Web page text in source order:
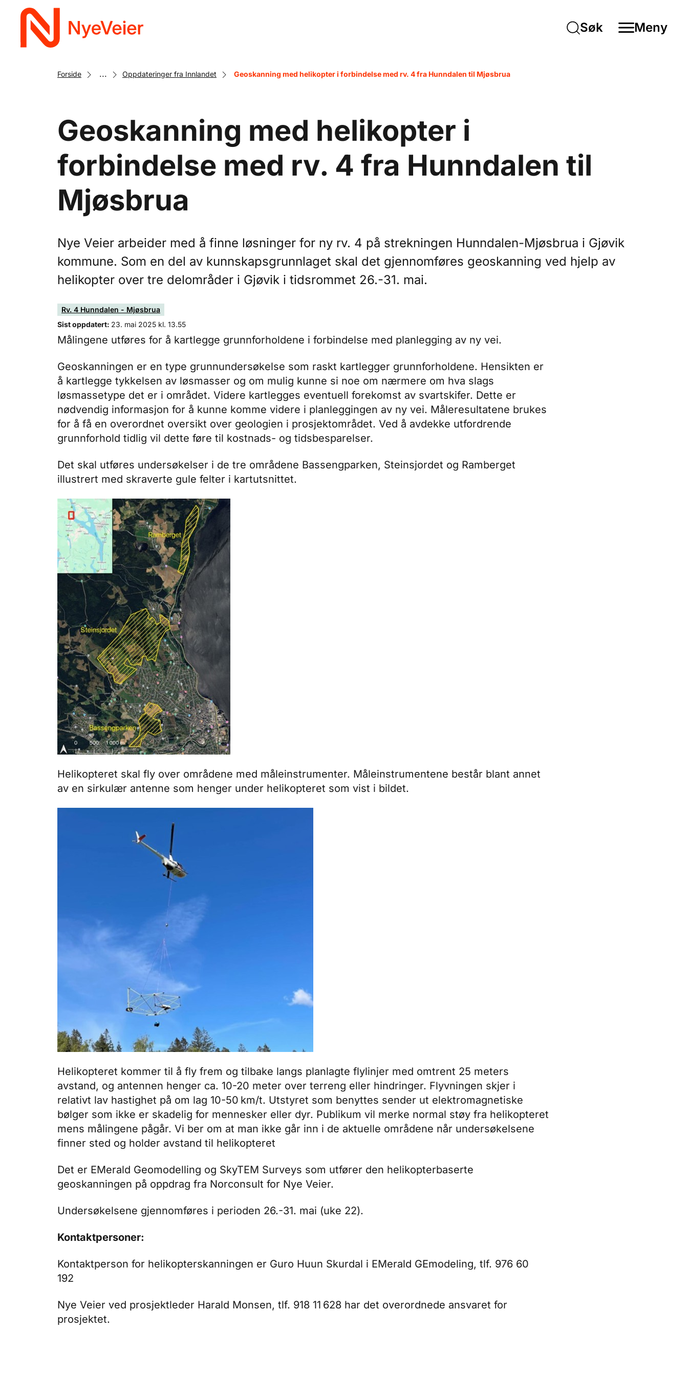
Søk Meny
Forside ... Oppdateringer fra Innlandet Geoskanning med helikopter i forbindelse med rv. 4 fra Hunndalen til Mjøsbrua
Geoskanning med helikopter i
forbindelse med rv. 4 fra Hunndalen til
Mjøsbrua
Nye Veier arbeider med å finne løsninger for ny rv. 4 på strekningen Hunndalen-Mjøsbrua i Gjøvik
kommune. Som en del av kunnskapsgrunnlaget skal det gjennomføres geoskanning ved hjelp av
helikopter over tre delområder i Gjøvik i tidsrommet 26.-31. mai.
Rv. 4 Hunndalen - Mjøsbrua
Sist oppdatert: 23. mai 2025 kl. 13.55
Målingene utføres for å kartlegge grunnforholdene i forbindelse med planlegging av ny vei.
Geoskanningen er en type grunnundersøkelse som raskt kartlegger grunnforholdene. Hensikten er
å kartlegge tykkelsen av løsmasser og om mulig kunne si noe om nærmere om hva slags
løsmassetype det er i området. Videre kartlegges eventuell forekomst av svartskifer. Dette er
nødvendig informasjon for å kunne komme videre i planleggingen av ny vei. Måleresultatene brukes
for å få en overordnet oversikt over geologien i prosjektområdet. Ved å avdekke utfordrende
grunnforhold tidlig vil dette føre til kostnads- og tidsbesparelser.
Det skal utføres undersøkelser i de tre områdene Bassengparken, Steinsjordet og Ramberget
illustrert med skraverte gule felter i kartutsnittet.
Helikopteret skal fly over områdene med måleinstrumenter. Måleinstrumentene består blant annet
av en sirkulær antenne som henger under helikopteret som vist i bildet.
Helikopteret kommer til å fly frem og tilbake langs planlagte flylinjer med omtrent 25 meters
avstand, og antennen henger ca. 10-20 meter over terreng eller hindringer. Flyvningen skjer i
relativt lav hastighet på om lag 10-50 km/t. Utstyret som benyttes sender ut elektromagnetiske
bølger som ikke er skadelig for mennesker eller dyr. Publikum vil merke normal støy fra helikopteret
mens målingene pågår. Vi ber om at man ikke går inn i de aktuelle områdene når undersøkelsene
finner sted og holder avstand til helikopteret
Det er EMerald Geomodelling og SkyTEM Surveys som utfører den helikopterbaserte
geoskanningen på oppdrag fra Norconsult for Nye Veier.
Undersøkelsene gjennomføres i perioden 26.-31. mai (uke 22).
Kontaktpersoner:
Kontaktperson for helikopterskanningen er Guro Huun Skurdal i EMerald GEmodeling, tlf. 976 60
192
Nye Veier ved prosjektleder Harald Monsen, tlf. 918 11 628 har det overordnede ansvaret for
prosjektet.